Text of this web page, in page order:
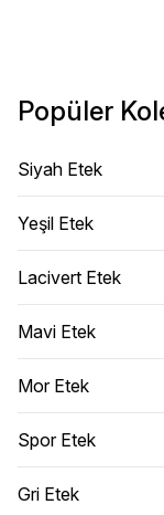
Popüler
Siyah Etek
Yeşil Etek
Lacivert Etek
Mavi Etek
Mor Etek
Spor Etek
Gri Etek